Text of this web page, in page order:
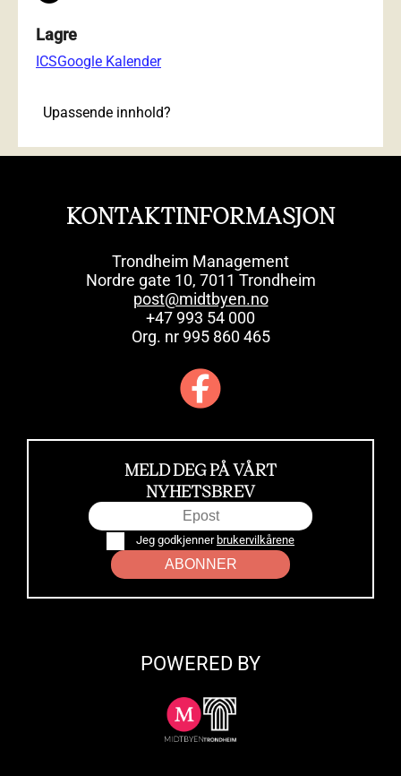
Lagre
ICSGoogle Kalender
Upassende innhold?
KONTAKTINFORMASJON
Trondheim Management
Nordre gate 10, 7011 Trondheim
post@midtbyen.no
+47 993 54 000
Org. nr 995 860 465
MELD DEG PÅ VÅRT
NYHETSBREV
Jeg godkjenner brukervilkårene
ABONNER
POWERED BY